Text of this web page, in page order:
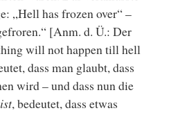
„Hell has frozen over“ –
[Anm. d. Ü.: Der
will not happen till hell
dass man glaubt, dass
wird – und dass nun die
ist, bedeutet, dass etwas